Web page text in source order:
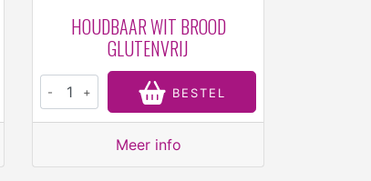
HOUDBAAR WIT BROOD
GLUTENVRIJ
- + BESTEL
Meer info